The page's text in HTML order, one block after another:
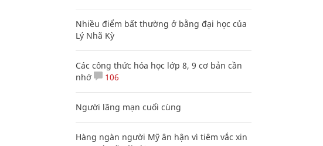
Nhiều điểm bất thường ở bằng đại học của
Lý Nhã Kỳ
Các công thức hóa học lớp 8, 9 cơ bản cần
nhớ
106
Người lãng mạn cuối cùng
Hàng ngàn người Mỹ ân hận vì tiêm vắc xin